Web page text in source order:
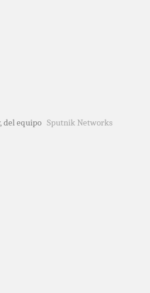
del equipo Sputnik Networks